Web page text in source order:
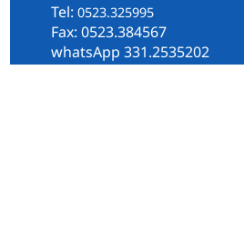
Tel: 0523.325995
Fax: 0523.384567
whatsApp 331.2535202